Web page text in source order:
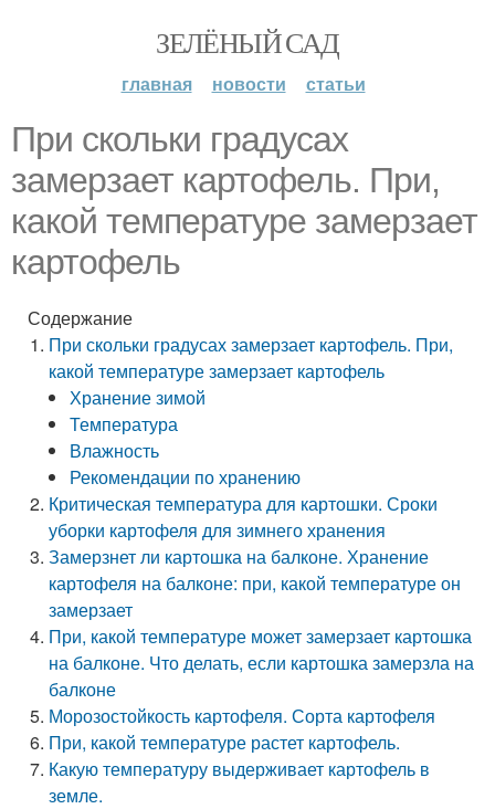
ЗЕЛЁНЫЙ САД
главная новости статьи
При скольки градусах
замерзает картофель. При,
какой температуре замерзает
картофель
Содержание
При скольки градусах замерзает картофель. При,
какой температуре замерзает картофель
Хранение зимой
Температура
Влажность
Рекомендации по хранению
Критическая температура для картошки. Сроки
уборки картофеля для зимнего хранения
Замерзнет ли картошка на балконе. Хранение
картофеля на балконе: при, какой температуре он
замерзает
При, какой температуре может замерзает картошка
на балконе. Что делать, если картошка замерзла на
балконе
Морозостойкость картофеля. Сорта картофеля
При, какой температуре растет картофель.
Какую температуру выдерживает картофель в
земле.